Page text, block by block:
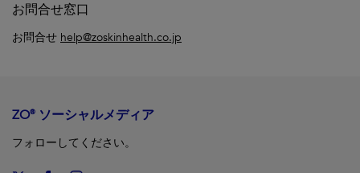
お問合せ窓口
お問合せ help@zoskinhealth.co.jp
ZO® ソーシャルメディア
フォローしてください。